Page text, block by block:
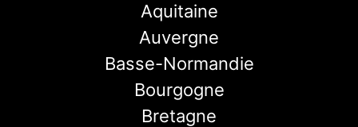
Aquitaine
Auvergne
Basse-Normandie
Bourgogne
Bretagne